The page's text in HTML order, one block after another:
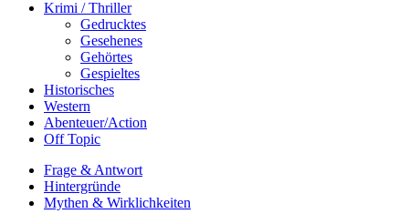
Krimi / Thriller
Gedrucktes
Gesehenes
Gehörtes
Gespieltes
Historisches
Western
Abenteuer/Action
Off Topic
Frage & Antwort
Hintergründe
Mythen & Wirklichkeiten